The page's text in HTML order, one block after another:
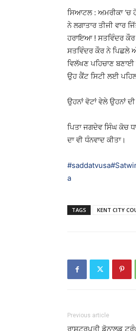
ਸਿਆਟਲ : ਅਮਰੀਕਾ ‘ਚ
ਨੇ ਲਗਾਤਾਰ ਤੀਜੀ ਵਾਰ
ਹਰਾਇਆ ! ਸਤਵਿੰਦਰ ਕੌਰ
ਸਤਵਿੰਦਰ ਕੌਰ ਨੇ ਪਿਛਲੇ
ਵਿਲੱਖਣ ਪਹਿਚਾਣ ਬਣਾਈ
ਉਹ ਕੈਂਟ ਸਿਟੀ ਲਈ
ਉਹਨਾਂ ਵੋਟਾਂ ਵੇਲੇ ਉਹਨਾਂ
ਪਿਤਾ ਜਗਦੇਵ ਸਿੰਘ ਕੋਚ
ਦਾ ਵੀ ਧੰਨਵਾਦ ਕੀਤਾ।
#saddatvusa
a
TAGS KENT CITY
Previous article
ਰਾਸ਼ਟਰਪਤੀ ਡੋਨਾਲਡ